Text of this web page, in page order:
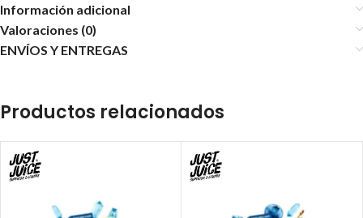
Información adicional
Valoraciones (0)
ENVÍOS Y ENTREGAS
Productos relacionados